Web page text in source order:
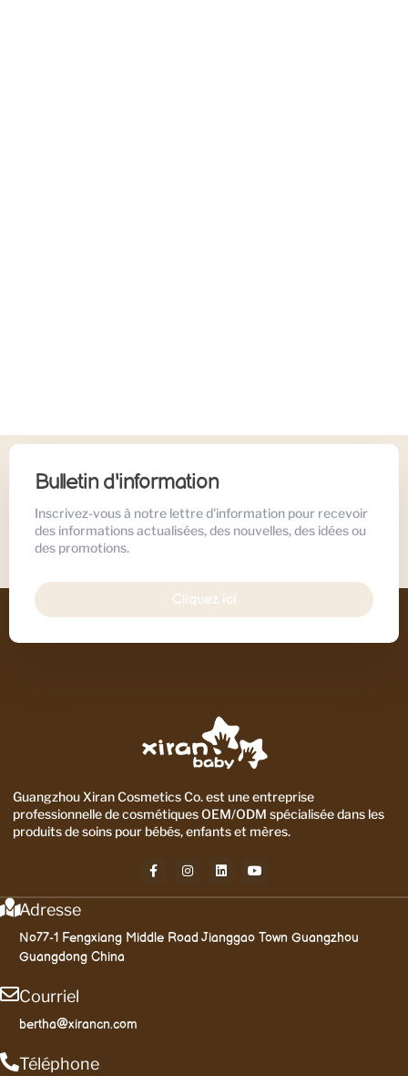
Bulletin d'information
Inscrivez-vous à notre lettre d'information pour recevoir
des informations actualisées, des nouvelles, des idées ou
des promotions.
Cliquez ici
Guangzhou Xiran Cosmetics Co. est une entreprise
professionnelle de cosmétiques OEM/ODM spécialisée dans les
produits de soins pour bébés, enfants et mères.
Adresse
No77-1 Fengxiang Middle Road Jianggao Town Guangzhou
Guangdong China
Courriel
bertha@xirancn.com
Téléphone